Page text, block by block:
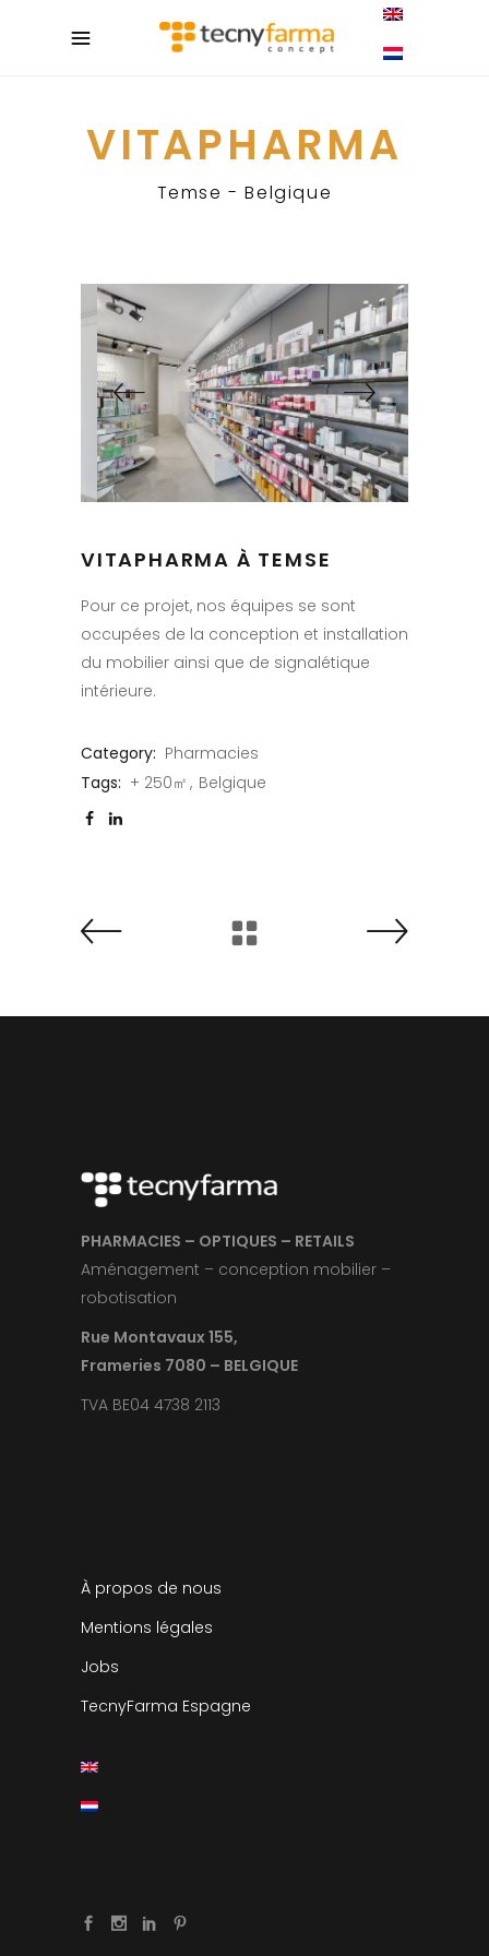
VITAPHARMA
Temse - Belgique
VITAPHARMA À TEMSE
Pour ce projet, nos équipes se sont
occupées de la conception et installation
du mobilier ainsi que de signalétique
intérieure.
Category: Pharmacies
Tags: + 250㎡ Belgique
PHARMACIES – OPTIQUES – RETAILS
Aménagement – conception mobilier –
robotisation
Rue Montavaux 155,
Frameries 7080 – BELGIQUE
TVA BE04 4738 2113
À propos de nous
Mentions légales
Jobs
TecnyFarma Espagne